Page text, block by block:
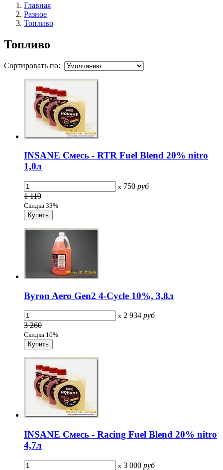
Главная
Разное
Топливо
Топливо
Сортировать по:
INSANE Смесь - RTR Fuel Blend 20% nitro
1,0л
x 750 руб
1 119
Скидка 33%
Byron Aero Gen2 4-Сycle 10%, 3,8л
x 2 934 руб
3 260
Скидка 10%
INSANE Смесь - Racing Fuel Blend 20% nitro
4,7л
x 3 000 руб